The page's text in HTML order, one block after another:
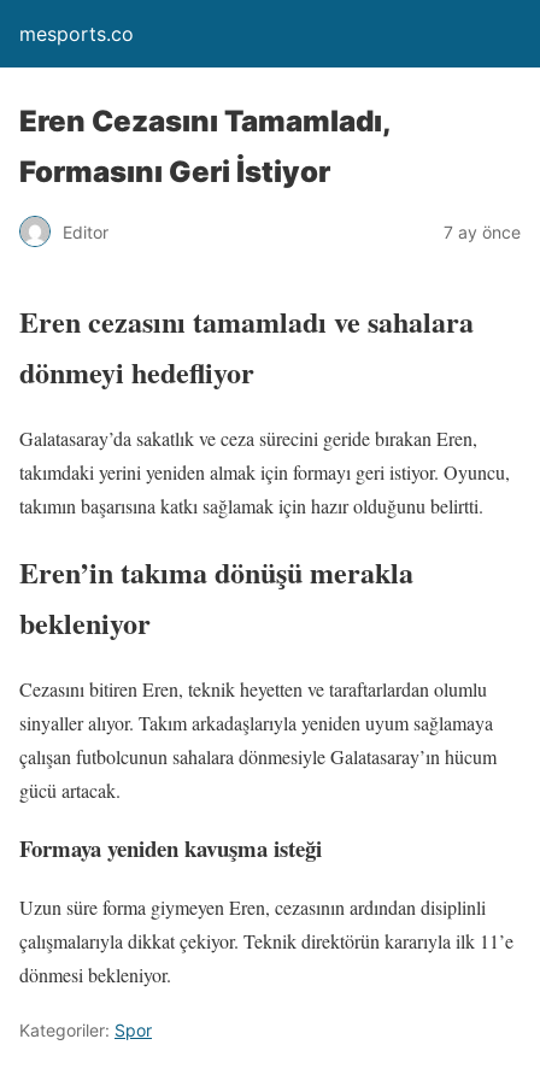
mesports.co
Eren Cezasını Tamamladı,
Formasını Geri İstiyor
Editor 7 ay önce
Eren cezasını tamamladı ve sahalara
dönmeyi hedefliyor
Galatasaray’da sakatlık ve ceza sürecini geride bırakan Eren,
takımdaki yerini yeniden almak için formayı geri istiyor. Oyuncu,
takımın başarısına katkı sağlamak için hazır olduğunu belirtti.
Eren’in takıma dönüşü merakla
bekleniyor
Cezasını bitiren Eren, teknik heyetten ve taraftarlardan olumlu
sinyaller alıyor. Takım arkadaşlarıyla yeniden uyum sağlamaya
çalışan futbolcunun sahalara dönmesiyle Galatasaray’ın hücum
gücü artacak.
Formaya yeniden kavuşma isteği
Uzun süre forma giymeyen Eren, cezasının ardından disiplinli
çalışmalarıyla dikkat çekiyor. Teknik direktörün kararıyla ilk 11’e
dönmesi bekleniyor.
Kategoriler: Spor